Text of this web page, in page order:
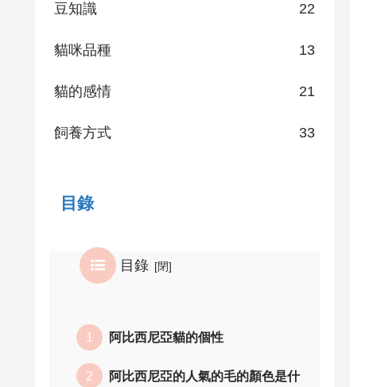
豆知識 22
貓咪品種 13
貓的感情 21
飼養方式 33
目錄
目錄
阿比西尼亞貓的個性
阿比西尼亞的人氣的毛的顏色是什